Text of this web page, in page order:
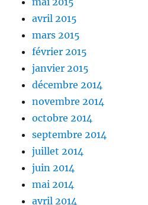
avril 2015
mars 2015
février 2015
janvier 2015
décembre 2014
novembre 2014
octobre 2014
septembre 2014
juillet 2014
juin 2014
mai 2014
avril 2014